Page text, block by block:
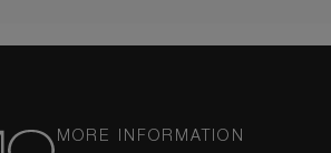
MORE INFORMATION